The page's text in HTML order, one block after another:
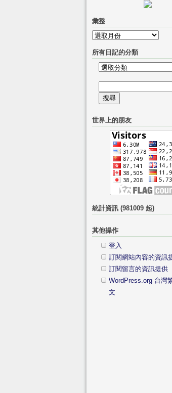
彙整
彙
整
所有日記的分類
所
日
記
分
尋
鍵
世界上的朋友
統計資訊 (981009 起)
其他操作
登入
訂閱網站內容的資訊
訂閱留言的資訊提供
WordPress.org 台灣
文